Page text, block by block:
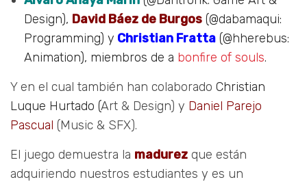
Design), David Báez de Burgos (@dabamaqui:
Programming) y Christian Fratta (@hherebus:
Animation), miembros de a bonfire of souls.
Y en el cual también han colaborado Christian
Luque Hurtado (Art & Design) y Daniel Parejo
Pascual (Music & SFX).
El juego demuestra la madurez que están
adquiriendo nuestros estudiantes y es un